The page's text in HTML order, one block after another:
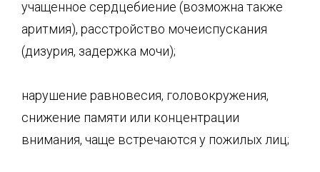
учащенное сердцебиение (возможна также
аритмия), расстройство мочеиспускания
(дизурия, задержка мочи);
нарушение равновесия, головокружения,
снижение памяти или концентрации
внимания, чаще встречаются у пожилых лиц;